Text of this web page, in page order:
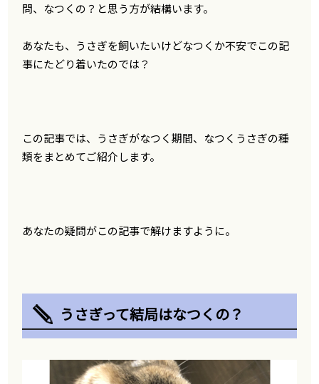
問、なつくの？と思う方が結構います。
あなたも、うさぎを飼いたいけどなつくか不安でこの記
事にたどり着いたのでは？
この記事では、うさぎがなつく期間、なつくうさぎの種
類をまとめてご紹介します。
あなたの疑問がこの記事で解けますように。
うさぎって結局はなつくの？